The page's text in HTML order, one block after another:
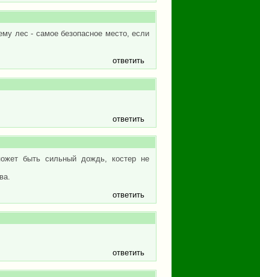
лес - самое безопасное место, если
ответить
ответить
быть сильный дождь, костер не
ответить
ответить